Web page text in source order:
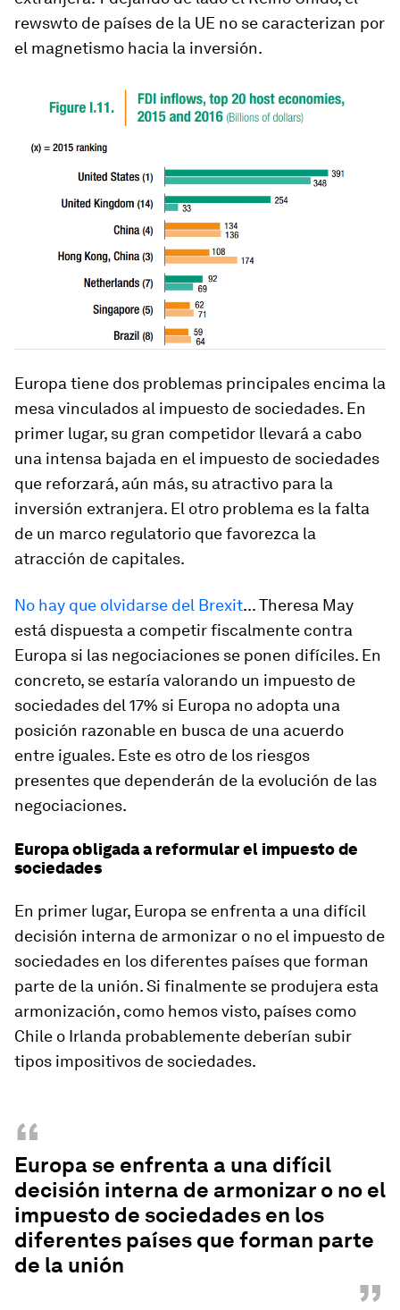
rewswto de países de la UE no se caracterizan por
el magnetismo hacia la inversión.
Europa tiene dos problemas principales encima la
mesa vinculados al impuesto de sociedades. En
primer lugar, su gran competidor llevará a cabo
una intensa bajada en el impuesto de sociedades
que reforzará, aún más, su atractivo para la
inversión extranjera. El otro problema es la falta
de un marco regulatorio que favorezca la
atracción de capitales.
No hay que olvidarse del Brexit... Theresa May
está dispuesta a competir fiscalmente contra
Europa si las negociaciones se ponen difíciles. En
concreto, se estaría valorando un impuesto de
sociedades del 17% si Europa no adopta una
posición razonable en busca de una acuerdo
entre iguales. Este es otro de los riesgos
presentes que dependerán de la evolución de las
negociaciones.
Europa obligada a reformular el impuesto de
sociedades
En primer lugar, Europa se enfrenta a una difícil
decisión interna de armonizar o no el impuesto de
sociedades en los diferentes países que forman
parte de la unión. Si finalmente se produjera esta
armonización, como hemos visto, países como
Chile o Irlanda probablemente deberían subir
tipos impositivos de sociedades.
“
Europa se enfrenta a una difícil
decisión interna de armonizar o no el
impuesto de sociedades en los
diferentes países que forman parte
de la unión